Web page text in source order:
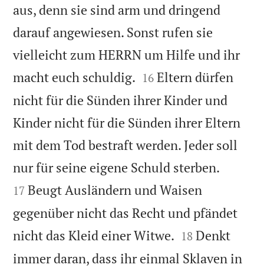
aus, denn sie sind arm und dringend
darauf angewiesen. Sonst rufen sie
vielleicht zum HERRN um Hilfe und ihr
macht euch schuldig. 

16 Eltern dürfen
nicht für die Sünden ihrer Kinder und
Kinder nicht für die Sünden ihrer Eltern
mit dem Tod bestraft werden. Jeder soll
nur für seine eigene Schuld sterben.
17 Beugt Ausländern und Waisen
gegenüber nicht das Recht und pfändet
nicht das Kleid einer Witwe. 

18 Denkt
immer daran, dass ihr einmal Sklaven in